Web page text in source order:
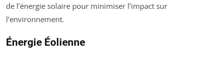
de l’énergie solaire pour minimiser l’impact sur
l’environnement.
Énergie Éolienne